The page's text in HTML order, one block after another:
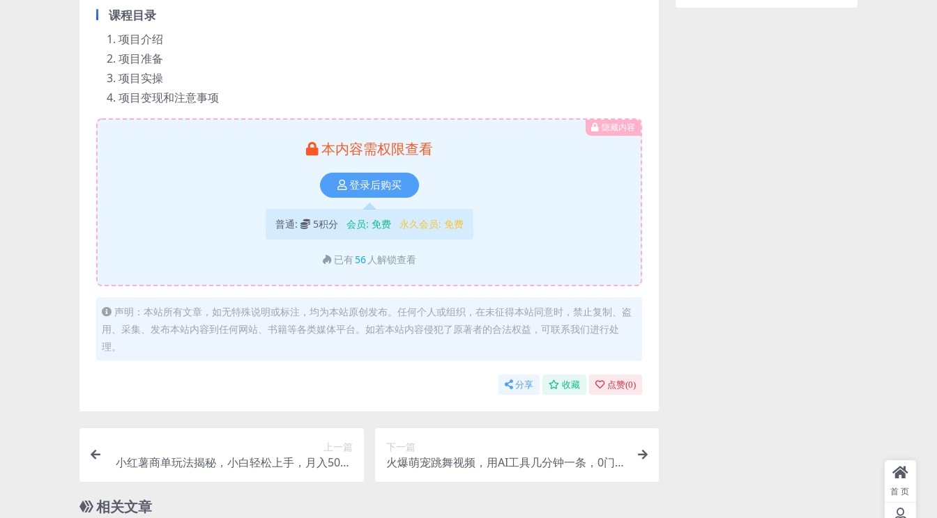
课程目录
项目介绍
项目准备
项目实操
项目变现和注意事项
隐藏内容
本内容需权限查看
登录后购买
普通: 5积分 会员: 免费 永久会员: 免费
已有 56 人解锁查看
声明：本站所有文章，如无特殊说明或标注，均为本站原创发布。任何个人或组织，在未征得本站同意时，禁止复制、盗
用、采集、发布本站内容到任何网站、书籍等各类媒体平台。如若本站内容侵犯了原著者的合法权益，可联系我们进行处
理。
分享 收藏 点赞(0)
上一篇
小红薯商单玩法揭秘，小白轻松上手，月入5000
下一篇
火爆萌宠跳舞视频，用AI工具几分钟一条，0门槛
相关文章
首页